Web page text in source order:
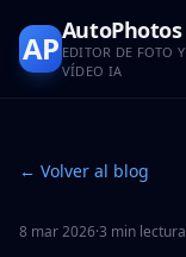
APAutoPhotos
EDITOR DE FOTO Y
VÍDEO IA
← Volver al blog
8 mar 2026·3 min lectura